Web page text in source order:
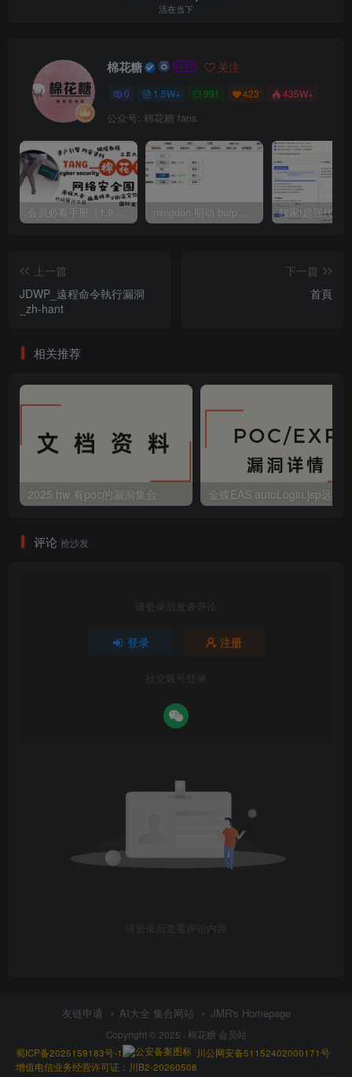
活在当下
棉花糖 关注
0 1.5W+ 991 423 435W+
公众号: 棉花糖 fans
会员必看手册（1.9.0版本 26.4.5更新） mingdon 明动 burp插件0.2.6版本 本地时间校验去除版
上一篇
JDWP_遠程命令執行漏洞
_zh-hant
下一篇
首頁
相关推荐
2025 hw 有poc的漏洞集合
评论 抢沙发
请登录后发表评论
登录 注册
社交账号登录
请登录后查看评论内容
友链申请 AI大全 集合网站 JMR's Homepage
Copyright © 2025 · 棉花糖 会员站
蜀ICP备2025159183号-1
川公网安备51152402000171号
增值电信业务经营许可证：川B2-20260508